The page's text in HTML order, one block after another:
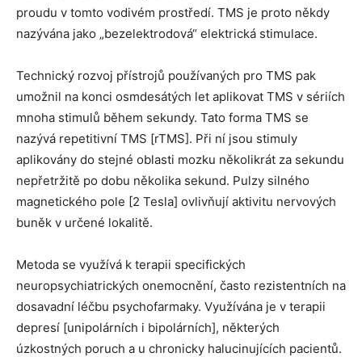
proudu v tomto vodivém prostředí. TMS je proto někdy
nazývána jako „bezelektrodová“ elektrická stimulace.
Technický rozvoj přístrojů používaných pro TMS pak
umožnil na konci osmdesátých let aplikovat TMS v sériích
mnoha stimulů během sekundy. Tato forma TMS se
nazývá repetitivní TMS [rTMS]. Při ní jsou stimuly
aplikovány do stejné oblasti mozku několikrát za sekundu
nepřetržitě po dobu několika sekund. Pulzy silného
magnetického pole [2 Tesla] ovlivňují aktivitu nervových
buněk v určené lokalitě.
Metoda se využívá k terapii specifických
neuropsychiatrických onemocnění, často rezistentních na
dosavadní léčbu psychofarmaky. Využívána je v terapii
depresí [unipolárních i bipolárních], některých
úzkostných poruch a u chronicky halucinujících pacientů.